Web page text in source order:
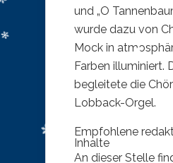
und „O
wurde dazu von
Mock in
Farben illuminiert.
begleitete die
Lobback-Orgel.
Empfohlene
Inhalte
An dieser Stelle